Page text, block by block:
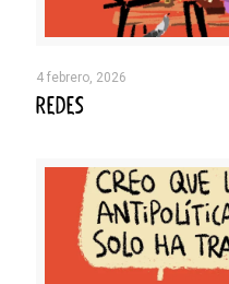
4 febrero, 2026
REDES